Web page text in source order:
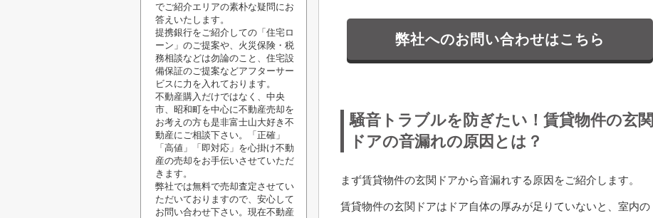
弊社へのお問い合わせはこちら
騒音トラブルを防ぎたい！賃貸物件の玄関
ドアの音漏れの原因とは？
まず賃貸物件の玄関ドアから音漏れする原因をご紹介します。
賃貸物件の玄関ドアはドア自体の厚みが足りていないと、室内の
でご紹介エリアの素朴な疑問にお
答えいたします。
提携銀行をご紹介しての「住宅ロ
ーン」のご提案や、火災保険・税
務相談などは勿論のこと、住宅設
備保証のご提案などアフターサー
ビスに力を入れております。
不動産購入だけではなく、中央
市、昭和町を中心に不動産売却を
お考えの方も是非富士山大好き不
動産にご相談下さい。「正確」
「高値」「即対応」を心掛け不動
産の売却をお手伝いさせていただ
きます。
弊社では無料で売却査定させてい
ただいておりますので、安心して
お問い合わせ下さい。現在不動産